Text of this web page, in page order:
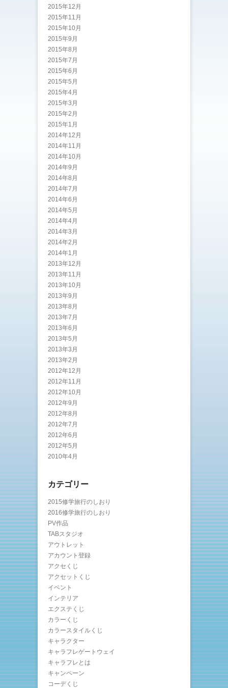
2015年12月
2015年11月
2015年10月
2015年9月
2015年8月
2015年7月
2015年6月
2015年5月
2015年4月
2015年3月
2015年2月
2015年1月
2014年12月
2014年11月
2014年10月
2014年9月
2014年8月
2014年7月
2014年6月
2014年5月
2014年4月
2014年3月
2014年2月
2014年1月
2013年12月
2013年11月
2013年10月
2013年9月
2013年8月
2013年7月
2013年6月
2013年5月
2013年3月
2013年2月
2012年12月
2012年11月
2012年10月
2012年9月
2012年8月
2012年7月
2012年6月
2012年5月
2010年4月
カテゴリー
2015修学旅行のしおり
2016修学旅行のしおり
PV作品
TABスタジオ
アウトレット
アカウント登録
アクセくじ
アクセットくじ
イベント
インテリア
エクステくじ
カラーくじ
カラースタイルくじ
キャラクター
キャラフレゲートウェイ
キャラフレとは
キャンペーン
コーデくじ